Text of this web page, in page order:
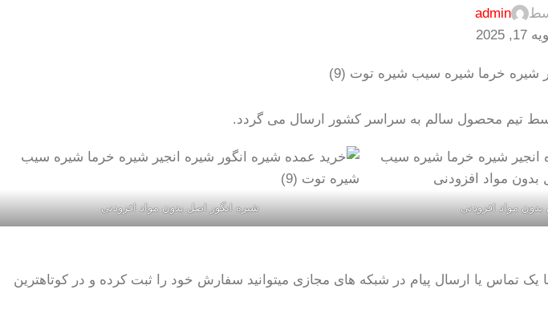
admin
تیم محصول سالم به سراسر کشور ارسال می گردد.
مواد افزودنی شیره انگور اصل بدون مواد افزودنی
تماس یا ارسال پیام در شبکه های مجازی میتوانید سفارش خود را ثبت کرده و در کوتاهترین